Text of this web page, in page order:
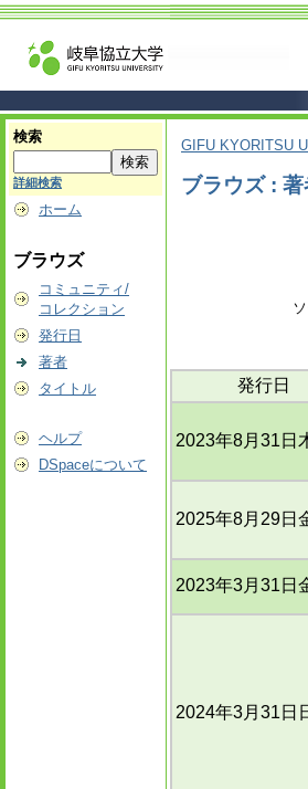
検索
詳細検索
ホーム
ブラウズ
コミュニティ/
コレクション
発行日
著者
タイトル
ヘルプ
DSpaceについて
GIFU KYORITSU
ブラウズ :
発行日
2023年8月31日
2025年8月29日
2023年3月31日
2024年3月31日